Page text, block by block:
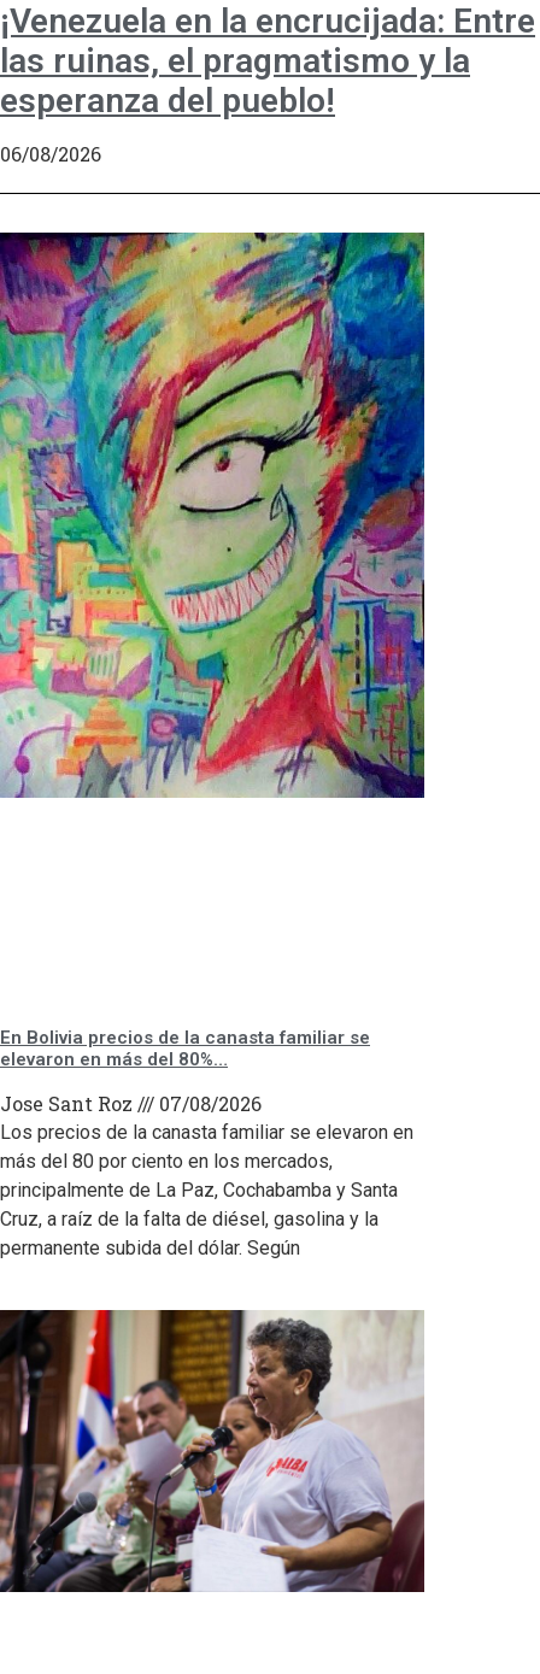
¡Venezuela en la encrucijada: Entre
las ruinas, el pragmatismo y la
esperanza del pueblo!
06/08/2026
En Bolivia precios de la canasta familiar se
elevaron en más del 80%…
Jose Sant Roz 07/08/2026
Los precios de la canasta familiar se elevaron en
más del 80 por ciento en los mercados,
principalmente de La Paz, Cochabamba y Santa
Cruz, a raíz de la falta de diésel, gasolina y la
permanente subida del dólar. Según